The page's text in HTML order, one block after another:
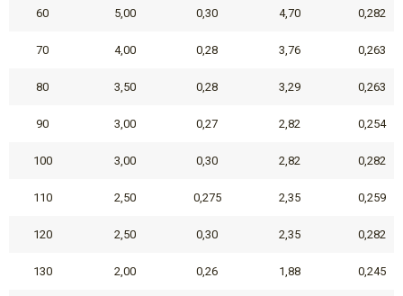
60 5,00 0,30 4,70 0,282
70 4,00 0,28 3,76 0,263
80 3,50 0,28 3,29 0,263
90 3,00 0,27 2,82 0,254
100 3,00 0,30 2,82 0,282
110 2,50 0,275 2,35 0,259
120 2,50 0,30 2,35 0,282
130 2,00 0,26 1,88 0,245